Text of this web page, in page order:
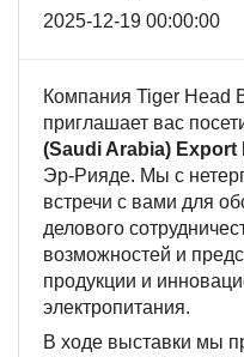
2025-12-19 00:00:00
Компания Tiger Head
приглашает вас
(Saudi Arabia)
Эр-Рияде. Мы с
встречи с вами для
делового
возможностей и
продукции и
электропитания.
В ходе выставки мы